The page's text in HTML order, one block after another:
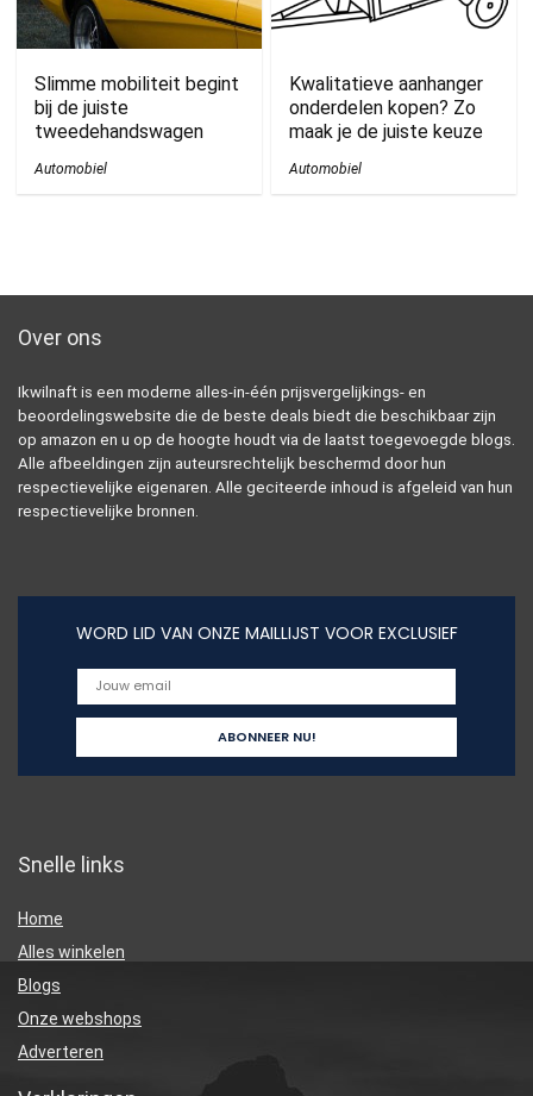
Slimme mobiliteit begint
bij de juiste
tweedehandswagen
Automobiel
Kwalitatieve aanhanger
onderdelen kopen? Zo
maak je de juiste keuze
Automobiel
Over ons
Ikwilnaft is een moderne alles-in-één prijsvergelijkings- en
beoordelingswebsite die de beste deals biedt die beschikbaar zijn
op amazon en u op de hoogte houdt via de laatst toegevoegde blogs.
Alle afbeeldingen zijn auteursrechtelijk beschermd door hun
respectievelijke eigenaren. Alle geciteerde inhoud is afgeleid van hun
respectievelijke bronnen.
WORD LID VAN ONZE MAILLIJST VOOR EXCLUSIEF
Snelle links
Home
Alles winkelen
Blogs
Onze webshops
Adverteren